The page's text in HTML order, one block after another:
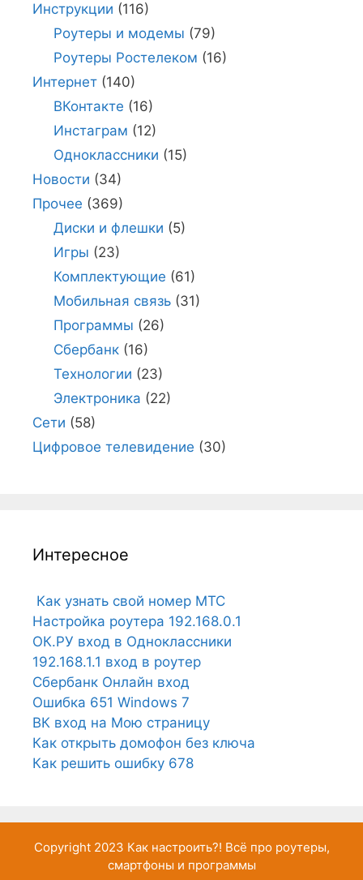
Инструкции (116)
Роутеры и модемы (79)
Роутеры Ростелеком (16)
Интернет (140)
ВКонтакте (16)
Инстаграм (12)
Одноклассники (15)
Новости (34)
Прочее (369)
Диски и флешки (5)
Игры (23)
Комплектующие (61)
Мобильная связь(31)
Программы (26)
Сбербанк(16)
Технологии (23)
Электроника (22)
Сети (58)
Цифровое телевидение (30)
Интересное
Как узнать свой номер МТС
Настройка роутера 192.168.0.1
ОК.РУ вход в Одноклассники
192.168.1.1 вход в роутер
Сбербанк Онлайн вход
Ошибка 651 Windows 7
ВК вход на Мою страницу
Как открыть домофон без ключа
Как решить ошибку 678
Copyright 2023 Как настроить?! Всё про роутеры,
смартфоны и программы